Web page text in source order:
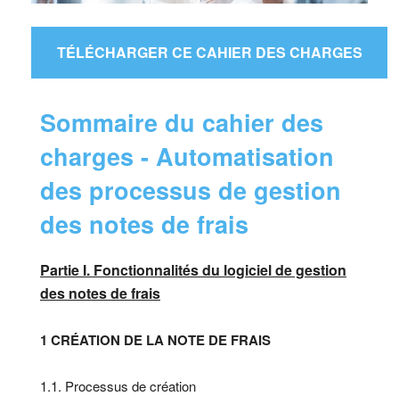
TÉLÉCHARGER CE CAHIER DES CHARGES
Sommaire du cahier des
charges - Automatisation
des processus de gestion
des notes de frais
Partie I. Fonctionnalités du logiciel de gestion
des notes de frais
1 CRÉATION DE LA NOTE DE FRAIS
1.1. Processus de création